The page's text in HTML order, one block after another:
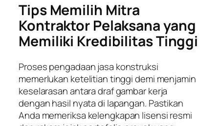
Tips Memilih Mitra
Kontraktor Pelaksana yang
Memiliki Kredibilitas Tinggi
Proses pengadaan jasa konstruksi
memerlukan ketelitian tinggi demi menjamin
keselarasan antara draf gambar kerja
dengan hasil nyata di lapangan. Pastikan
Anda memeriksa kelengkapan lisensi resmi